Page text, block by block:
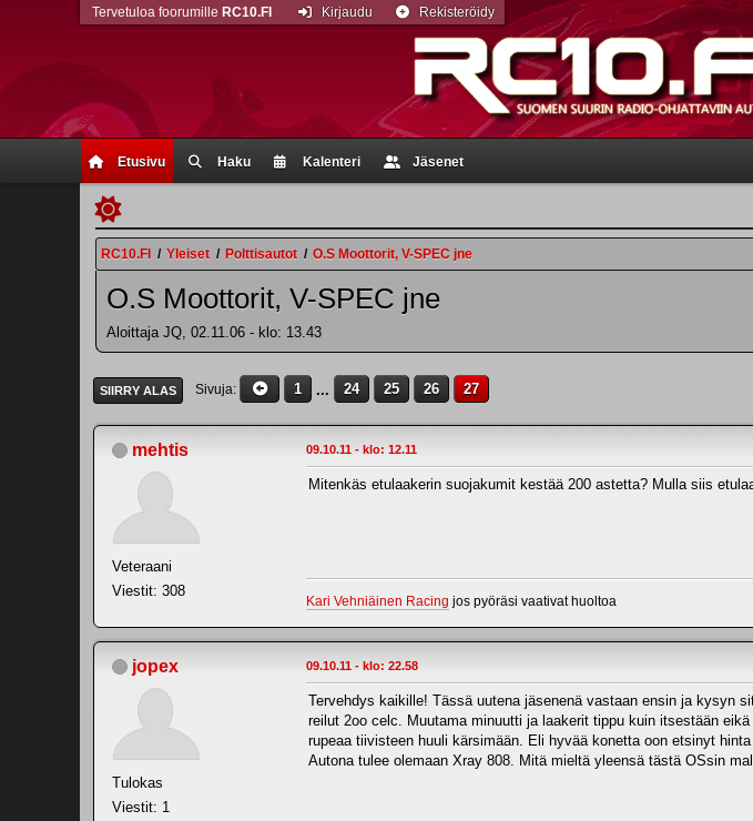
Etusivu Haku Kalenteri Jäsenet
Tervetuloa foorumille RC10.FI Kirjaudu Rekisteröidy
RC10.FI / Yleiset / Polttisautot / O.S Moottorit, V-SPEC jne
O.S Moottorit, V-SPEC jne
Aloittaja JQ, 02.11.06 - klo: 13.43
SIIRRY ALAS Sivuja 1 ... 24 25 26 27
mehtis
Veteraani
Viestit: 308
09.10.11 - klo: 12.11
Mitenkäs etulaakerin suojakumit kestää 200 astetta? Mulla siis
Kari Vehniäinen Racing jos pyöräsi vaativat huoltoa
jopex
Tulokas
Viestit: 1
09.10.11 - klo: 22.58
Tervehdys kaikille! Tässä uutena jäsenenä vastaan ensin ja kysyn
reilut 2oo celc. Muutama minuutti ja laakerit tippu kuin itsestään
rupeaa tiivisteen huuli kärsimään. Eli hyvää konetta oon etsinyt
Autona tulee olemaan Xray 808. Mitä mieltä yleensä tästä OSsin